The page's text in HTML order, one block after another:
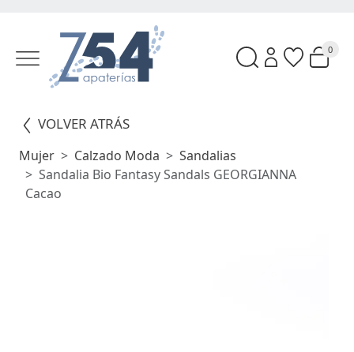
0
VOLVER ATRÁS
Mujer Calzado Moda
Sandalias
Sandalia Bio Fantasy Sandals GEORGIANNA
Cacao